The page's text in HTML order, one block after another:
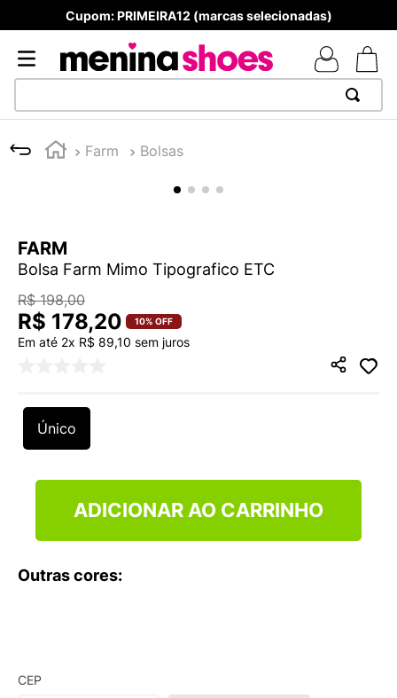
Cupom: PRIMEIRA12 (marcas selecionadas)
Farm Bolsas
FARM
Bolsa Farm Mimo Tipografico ETC
R$ 198,00
R$ 178,20 10% OFF
Em até 2x R$ 89,10 sem juros
Único
ADICIONAR AO CARRINHO
Outras cores:
CEP
1
TÊNIS NEWS BALANCE 530
4º
MELISSAS MINI BABY
5
ADIDAS
6º
SAMBA
7 º
MELISSA SLIDE
9º
VANS TÊNIS VANS ULTRARANGE
10º NEW BALANCE 204L